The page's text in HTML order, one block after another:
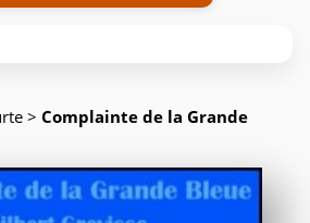
> Complainte de la Grande